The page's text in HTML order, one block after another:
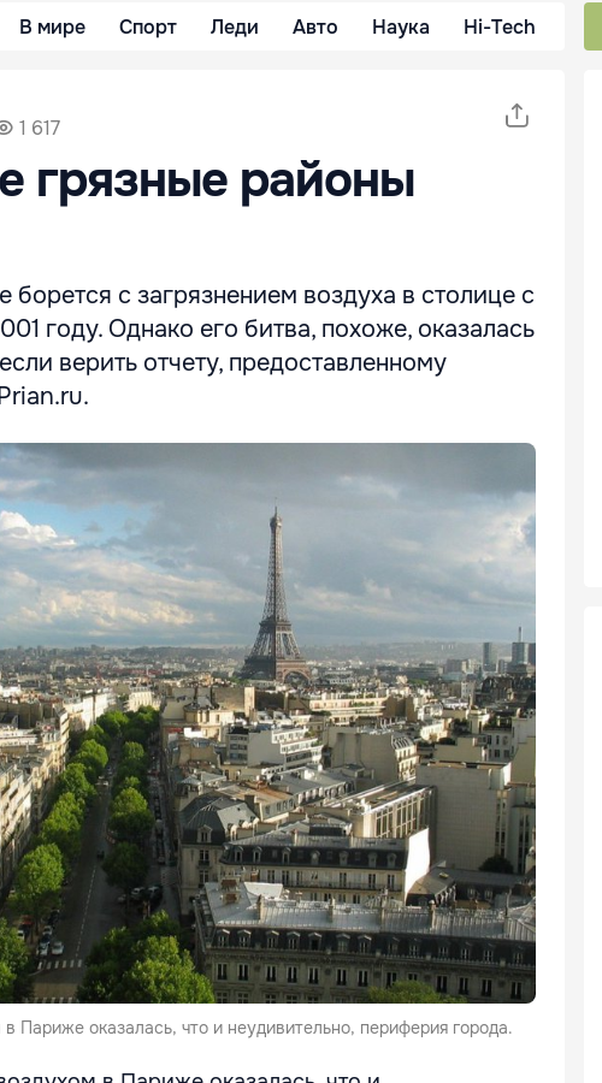
В мире Спорт Леди Авто Наука Hi-Tech
1 617
грязные районы
с загрязнением воздуха в столице с
году. Однако его битва, похоже, оказалась
верить отчету, предоставленному
Париже оказалась, что и неудивительно, периферия города.